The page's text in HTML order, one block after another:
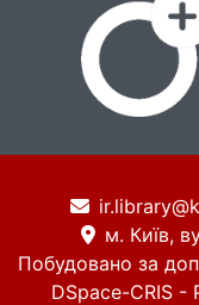
м. Київ,
Побудовано за
DSpace-CRIS -